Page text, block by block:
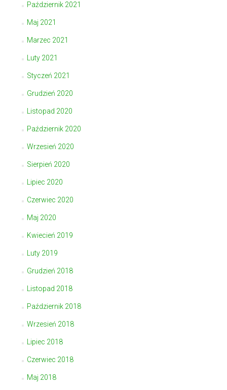
Październik 2021
Maj 2021
Marzec 2021
Luty 2021
Styczeń 2021
Grudzień 2020
Listopad 2020
Październik 2020
Wrzesień 2020
Sierpień 2020
Lipiec 2020
Czerwiec 2020
Maj 2020
Kwiecień 2019
Luty 2019
Grudzień 2018
Listopad 2018
Październik 2018
Wrzesień 2018
Lipiec 2018
Czerwiec 2018
Maj 2018